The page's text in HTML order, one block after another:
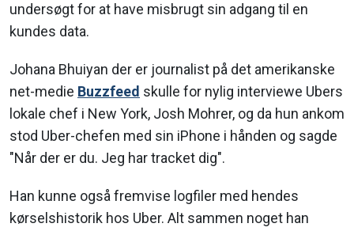
undersøgt for at have misbrugt sin adgang til en
kundes data.
Johana Bhuiyan der er journalist på det amerikanske
net-medie Buzzfeed skulle for nylig interviewe Ubers
lokale chef i New York, Josh Mohrer, og da hun ankom
stod Uber-chefen med sin iPhone i hånden og sagde
"Når der er du. Jeg har tracket dig".
Han kunne også fremvise logfiler med hendes
kørselshistorik hos Uber. Alt sammen noget han